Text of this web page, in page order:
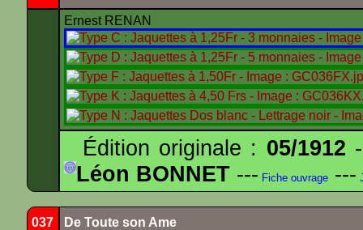
Ernest RENAN
Édition originale : 05/1912
Léon BONNET --- Fiche ouvrage ---
037 De Toute son Ame